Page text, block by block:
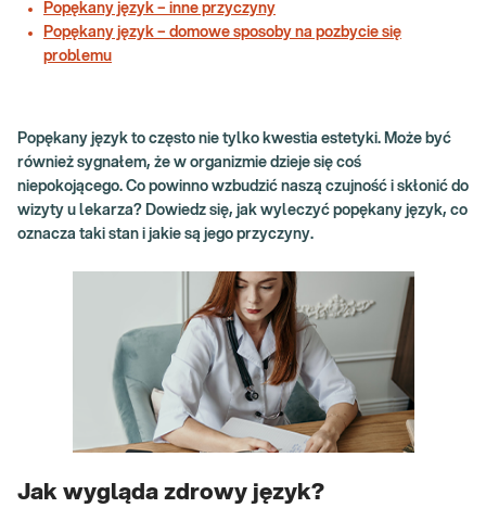
Popękany język – inne przyczyny
Popękany język – domowe sposoby na pozbycie się
problemu
Popękany język to często nie tylko kwestia estetyki. Może być
również sygnałem, że w organizmie dzieje się coś
niepokojącego. Co powinno wzbudzić naszą czujność i skłonić do
wizyty u lekarza? Dowiedz się, jak wyleczyć popękany język, co
oznacza taki stan i jakie są jego przyczyny.
Jak wygląda zdrowy język?